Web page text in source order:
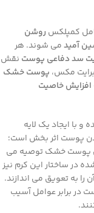
کمپلکس روشن
آمیدمی شوند. هر
سد دفاعی پوست نقش
مکس، پوست خشک
افزایش خاصیت
با ایجاد یک لایه
پوست اثر بخش است؛
پوست خشک توصیه می
در ساختار این کرم نیز
به تعویق می اندازند.
در برابر عوامل آسیب